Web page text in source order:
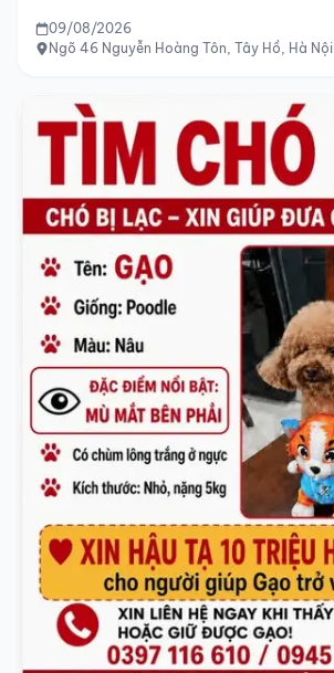
09/08/2026
Ngõ 46 Nguyễn Hoàng Tôn, Tây Hồ, Hà Nội